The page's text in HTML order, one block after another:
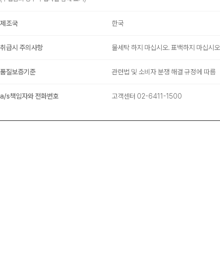
제조국 한국
취급시 주의사항 물세탁 하지 마십시오. 표백하지 마십시
품질보증기준 관련법 및 소비자 분쟁 해결 규정에 따름
a/s책임자와 전화번호 고객센터 02-6411-1500